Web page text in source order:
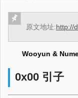
原文地址:http://
Wooyun &
0x00 引子